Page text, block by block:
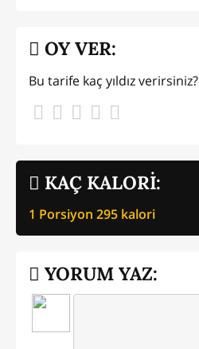
KAÇ KALORİ:
1 Porsiyon 295 kalori
OY VER:
Bu tarife kaç yıldız verirsiniz?
YORUM YAZ: